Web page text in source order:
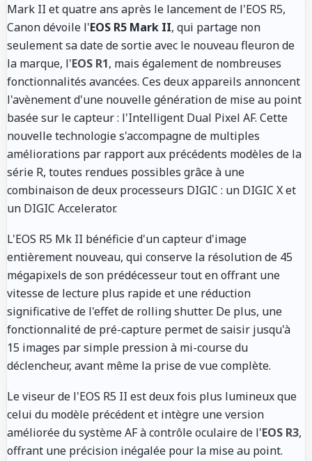
Mark II et quatre ans après le lancement de l'EOS R5,
Canon dévoile l'EOS R5 Mark II, qui partage non
seulement sa date de sortie avec le nouveau fleuron de
la marque, l'EOS R1, mais également de nombreuses
fonctionnalités avancées. Ces deux appareils annoncent
l'avènement d'une nouvelle génération de mise au point
basée sur le capteur : l'Intelligent Dual Pixel AF. Cette
nouvelle technologie s'accompagne de multiples
améliorations par rapport aux précédents modèles de la
série R, toutes rendues possibles grâce à une
combinaison de deux processeurs DIGIC : un DIGIC X et
un DIGIC Accelerator.
L'EOS R5 Mk II bénéficie d'un capteur d'image
entièrement nouveau, qui conserve la résolution de 45
mégapixels de son prédécesseur tout en offrant une
vitesse de lecture plus rapide et une réduction
significative de l'effet de rolling shutter. De plus, une
fonctionnalité de pré-capture permet de saisir jusqu'à
15 images par simple pression à mi-course du
déclencheur, avant même la prise de vue complète.
Le viseur de l'EOS R5 II est deux fois plus lumineux que
celui du modèle précédent et intègre une version
améliorée du système AF à contrôle oculaire de l'EOS R3,
offrant une précision inégalée pour la mise au point.